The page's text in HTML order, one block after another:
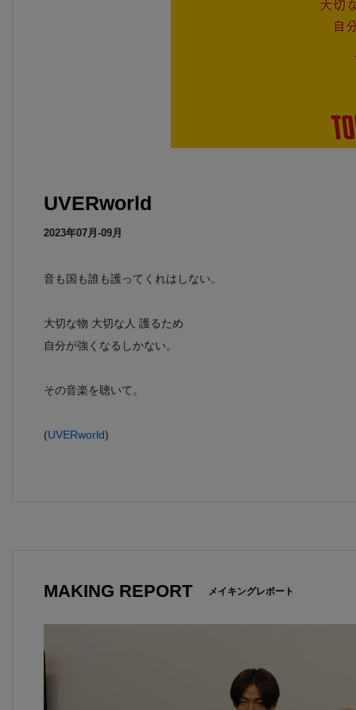
UVERworld
2023年07月-09月
音も国も誰も護ってくれはしない。
大切な物 大切な人 護るため
自分が強くなるしかない。
その音楽を聴いて。
(UVERworld)
MAKING REPORT メイキングレポート